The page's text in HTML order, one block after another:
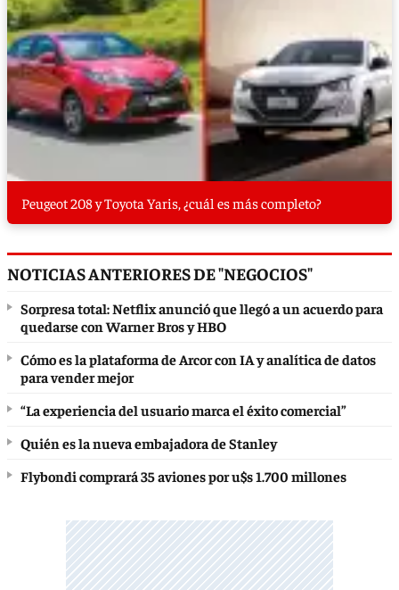
Peugeot 208 y Toyota Yaris, ¿cuál es más completo?
NOTICIAS ANTERIORES DE "NEGOCIOS"
Sorpresa total: Netflix anunció que llegó a un acuerdo para
quedarse con Warner Bros y HBO
Cómo es la plataforma de Arcor con IA y analítica de datos
para vender mejor
“La experiencia del usuario marca el éxito comercial”
Quién es la nueva embajadora de Stanley
Flybondi comprará 35 aviones por u$s 1.700 millones